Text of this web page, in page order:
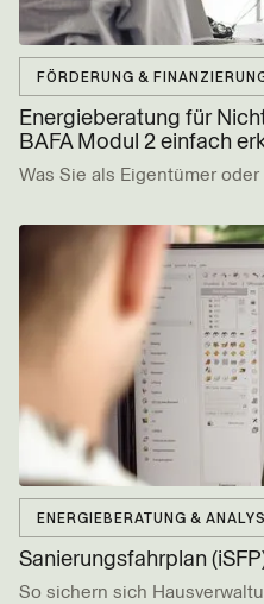
Energieberatung für
BAFA Modul 2 einfach
FÖRDERUNG &
Was Sie als Eigentümer
Sanierungs­fahrplan
ENERGIEBERATUNG &
So sichern sich